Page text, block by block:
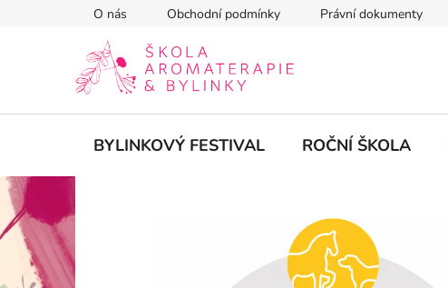
O nás Obchodní podmínky Právní dokumenty
BYLINKOVÝ FESTIVAL ROČNÍ ŠKOLA